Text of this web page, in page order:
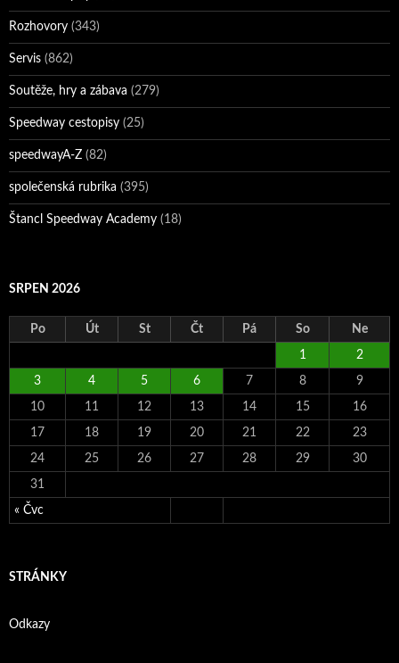
Rozhovory (343)
Servis (862)
Soutěže, hry a zábava (279)
Speedway cestopisy (25)
speedwayA-Z (82)
společenská rubrika (395)
Štancl Speedway Academy (18)
SRPEN 2026
Po Út St Čt Pá So Ne
« Čvc
1 2
3 4 5 6 7 8 9
10 11 12 13 14 15 16
17 18 19 20 21 22 23
24 25 26 27 28 29 30
31
STRÁNKY
Odkazy